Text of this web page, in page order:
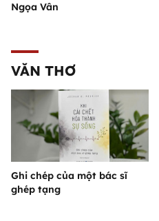
Ngọa Vân
VĂN THƠ
Ghi chép của một bác sĩ
ghép tạng